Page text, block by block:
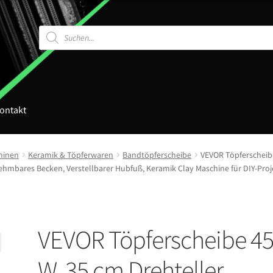
Products
search
Keramik & Töpferwaren Bandtöpferscheibe
VEVOR
Becken, Verstellbarer Hubfuß, Keramik Clay Maschine für DIY-
VEVOR Töpferscheibe